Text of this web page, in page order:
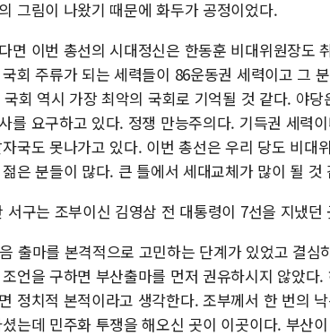
그림이 나왔기 때문에 화두가 공정이었다.
면 이번 총선의 시대정신은 한동훈 비대위원장도
회 주류가 되는 세력들이 86운동권 세력이고 그
국회 역시 가장 최악의 국회로 기억될 것 같다. 야
를 요구하고 있다. 정쟁 만능주의다. 기득권 세력
국도 못나가고 있다. 이번 총선은 우리 당도 비대
은 분들이 많다. 큰 틀에서 세대교체가 많이 될
서구는 조부이신 김영삼 전 대통령이 7선을 지냈
출마를 본격적으로 고민하는 단계가 있었고 결심
언을 구하면 부산출마를 먼저 권유하시지 않았다
정치적 본적이라고 생각한다. 조부께서 한 번의
는데 민주화 투쟁을 해오신 곳이 이곳이다. 부산